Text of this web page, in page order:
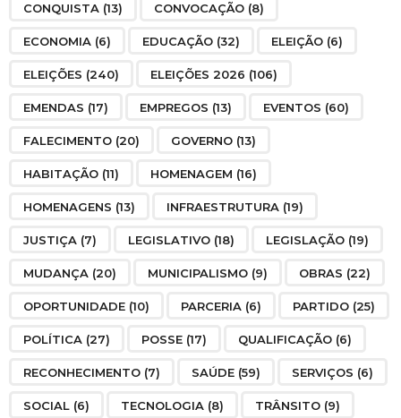
CONQUISTA (13) CONVOCAÇÃO (8)
ECONOMIA (6) EDUCAÇÃO (32) ELEIÇÃO (6)
ELEIÇÕES (240) ELEIÇÕES 2026 (106)
EMENDAS (17) EMPREGOS (13) EVENTOS (60)
FALECIMENTO (20) GOVERNO (13)
HABITAÇÃO (11) HOMENAGEM (16)
HOMENAGENS (13) INFRAESTRUTURA (19)
JUSTIÇA (7) LEGISLATIVO (18) LEGISLAÇÃO (19)
MUDANÇA (20) MUNICIPALISMO (9) OBRAS (22)
OPORTUNIDADE (10) PARCERIA (6) PARTIDO (25)
POLÍTICA (27) POSSE (17) QUALIFICAÇÃO (6)
RECONHECIMENTO (7) SAÚDE (59) SERVIÇOS (6)
SOCIAL (6) TECNOLOGIA (8) TRÂNSITO (9)